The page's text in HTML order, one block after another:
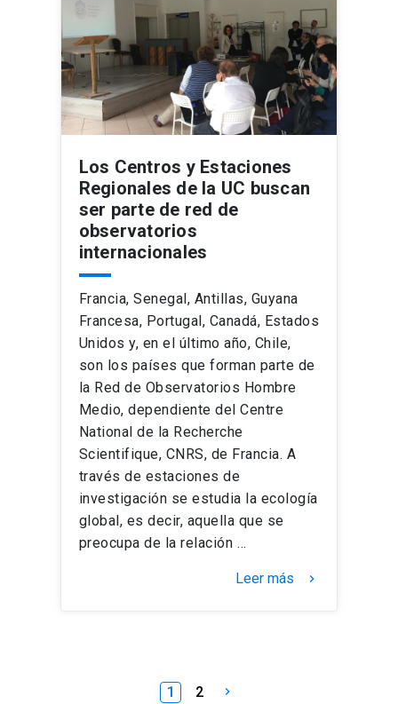
Los Centros y Estaciones
Regionales de la UC buscan
ser parte de red de
observatorios
internacionales
Francia, Senegal, Antillas, Guyana
Francesa, Portugal, Canadá, Estados
Unidos y, en el último año, Chile,
son los países que forman parte de
la Red de Observatorios Hombre
Medio, dependiente del Centre
National de la Recherche
Scientifique, CNRS, de Francia. A
través de estaciones de
investigación se estudia la ecología
global, es decir, aquella que se
preocupa de la relación …
Leer más keyboard_arrow_right
1 2 keyboard_arrow_right